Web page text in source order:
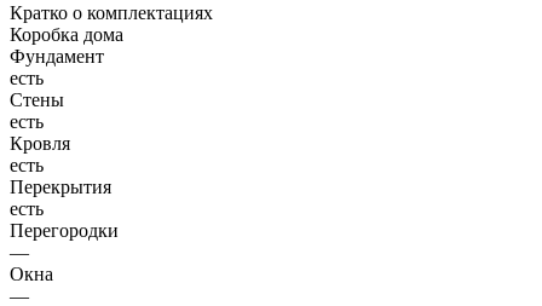
Кратко о комплектациях
Коробка дома
Фундамент
есть
Стены
есть
Кровля
есть
Перекрытия
есть
Перегородки
—
Окна
—